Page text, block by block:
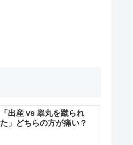
「出産 vs 睾丸を蹴られ
た」どちらの方が痛い？